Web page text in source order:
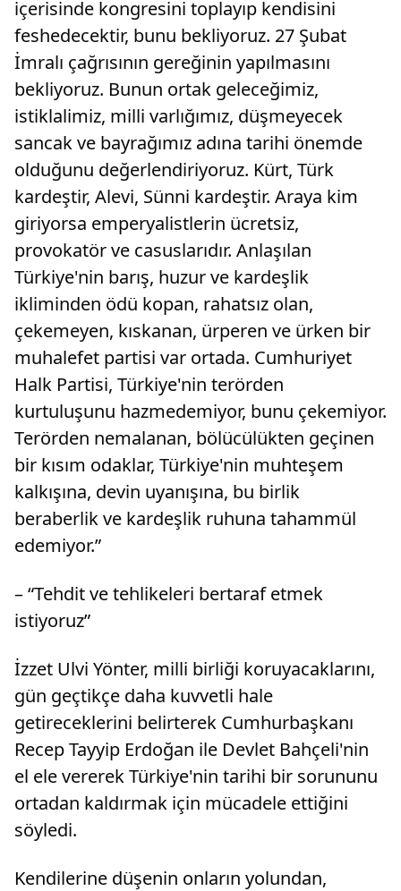
içerisinde kongresini toplayıp kendisini
feshedecektir, bunu bekliyoruz. 27 Şubat
İmralı çağrısının gereğinin yapılmasını
bekliyoruz. Bunun ortak geleceğimiz,
istiklalimiz, milli varlığımız, düşmeyecek
sancak ve bayrağımız adına tarihi önemde
olduğunu değerlendiriyoruz. Kürt, Türk
kardeştir, Alevi, Sünni kardeştir. Araya kim
giriyorsa emperyalistlerin ücretsiz,
provokatör ve casuslarıdır. Anlaşılan
Türkiye'nin barış, huzur ve kardeşlik
ikliminden ödü kopan, rahatsız olan,
çekemeyen, kıskanan, ürperen ve ürken bir
muhalefet partisi var ortada. Cumhuriyet
Halk Partisi, Türkiye'nin terörden
kurtuluşunu hazmedemiyor, bunu çekemiyor.
Terörden nemalanan, bölücülükten geçinen
bir kısım odaklar, Türkiye'nin muhteşem
kalkışına, devin uyanışına, bu birlik
beraberlik ve kardeşlik ruhuna tahammül
edemiyor.”
– “Tehdit ve tehlikeleri bertaraf etmek
istiyoruz”
İzzet Ulvi Yönter, milli birliği koruyacaklarını,
gün geçtikçe daha kuvvetli hale
getireceklerini belirterek Cumhurbaşkanı
Recep Tayyip Erdoğan ile Devlet Bahçeli'nin
el ele vererek Türkiye'nin tarihi bir sorununu
ortadan kaldırmak için mücadele ettiğini
söyledi.
Kendilerine düşenin onların yolundan,